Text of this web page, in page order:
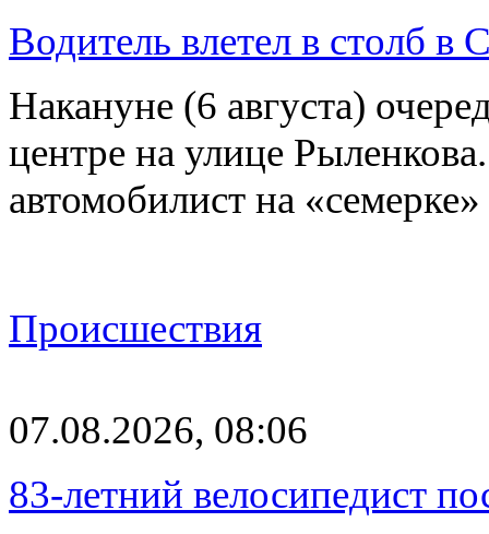
Водитель влетел в столб в
Накануне (6 августа)
центре на улице
автомобилист на
Происшествия
07.08.2026, 08:06
83-летний велосипедист